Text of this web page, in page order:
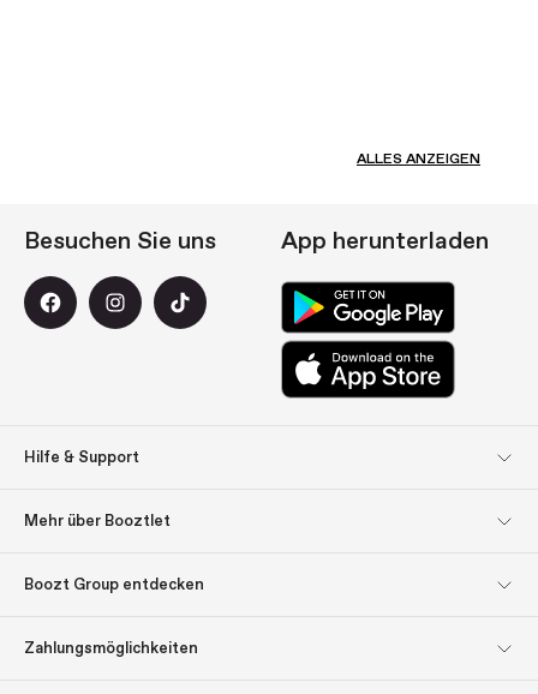
ALLES ANZEIGEN
Hilfe & Support
Mehr über Booztlet
Newsletter
Boozt Group entdecken
Besuchen Sie uns App herunterladen
Zahlungsmöglichkeiten